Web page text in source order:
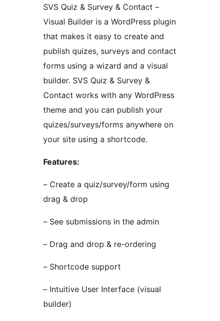
SVS Quiz & Survey & Contact –
Visual Builder is a WordPress plugin
that makes it easy to create and
publish quizes, surveys and contact
forms using a wizard and a visual
builder. SVS Quiz & Survey &
Contact works with any WordPress
theme and you can publish your
quizes/surveys/forms anywhere on
your site using a shortcode.
Features:
– Create a quiz/survey/form using
drag & drop
– See submissions in the admin
– Drag and drop & re-ordering
– Shortcode support
– Intuitive User Interface (visual
builder)